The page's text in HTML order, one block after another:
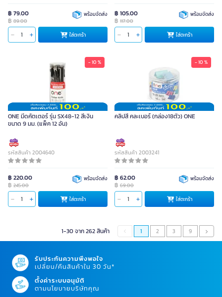
฿ 79.00
฿ 89.00
พร้อมจัดส่ง
ใส่ตะกร้า
฿ 105.00
฿ 117.00
พร้อมจัดส่ง
ใส่ตะกร้า
- 10 %
ONE มีดคัตเตอร์ รุ่น SX48-12 สีเงิน
ขนาด 9 มม. (แพ็ค 12 อัน)
รหัสสินค้า 2004640
฿ 220.00
฿ 245.00
พร้อมจัดส่ง
ใส่ตะกร้า
- 10 %
คลิปสี คละเบอร์ (กล่อง18ตัว) ONE
รหัสสินค้า 2003241
฿ 62.00
฿ 69.00
พร้อมจัดส่ง
ใส่ตะกร้า
1-30 จาก 262 สินค้า 1 2 3 9
รับประกันความพึงพอใจ
เปลี่ยน/คืนสินค้าใน 30 วัน*
ตั้งค่าระบบอนุมัติ
ตามนโยบายบริษัทคุณ